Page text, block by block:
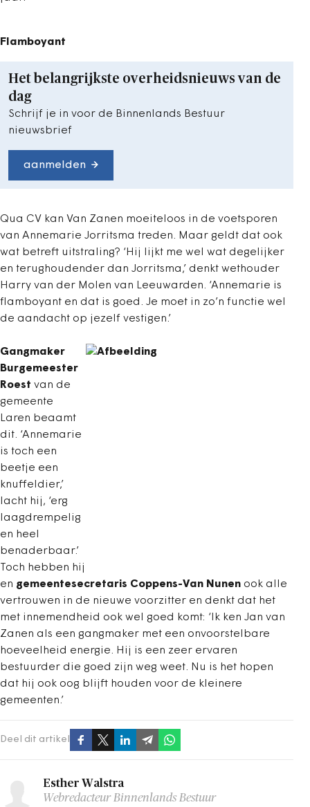
Flamboyant
Het belangrijkste overheidsnieuws van de
dag
Schrijf je in voor de Binnenlands Bestuur
nieuwsbrief
aanmelden
Qua CV kan Van Zanen moeiteloos in de voetsporen
van Annemarie Jorritsma treden. Maar geldt dat ook
wat betreft uitstraling? ‘Hij lijkt me wel wat degelijker
en terughoudender dan Jorritsma,’ denkt wethouder
Harry van der Molen van Leeuwarden. ‘Annemarie is
flamboyant en dat is goed. Je moet in zo’n functie wel
de aandacht op jezelf vestigen.’
Gangmaker
Burgemeester
Roest van de
gemeente
Laren beaamt
dit. ‘Annemarie
is toch een
beetje een
knuffeldier,’
lacht hij, ‘erg
laagdrempelig
en heel
benaderbaar.’
Toch hebben hij
en gemeentesecretaris Coppens-Van Nunen ook alle
vertrouwen in de nieuwe voorzitter en denkt dat het
met innemendheid ook wel goed komt: ‘Ik ken Jan van
Zanen als een gangmaker met een onvoorstelbare
hoeveelheid energie. Hij is een zeer ervaren
bestuurder die goed zijn weg weet. Nu is het hopen
dat hij ook oog blijft houden voor de kleinere
gemeenten.’
Deel dit artikel
Esther Walstra
Webredacteur Binnenlands Bestuur